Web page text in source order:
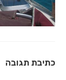
כתיבת תגובה